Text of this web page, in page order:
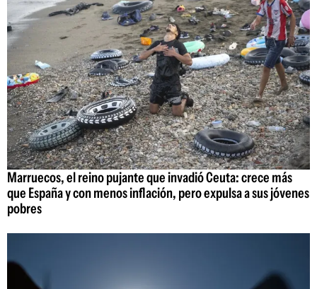
Marruecos, el reino pujante que invadió Ceuta: crece más
que España y con menos inflación, pero expulsa a sus jóvenes
pobres